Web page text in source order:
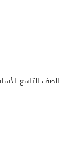
الصف التاسع